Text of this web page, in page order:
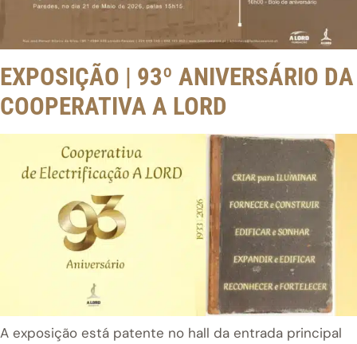
EXPOSIÇÃO | 93º ANIVERSÁRIO DA
COOPERATIVA A LORD
A exposição está patente no hall da entrada principal